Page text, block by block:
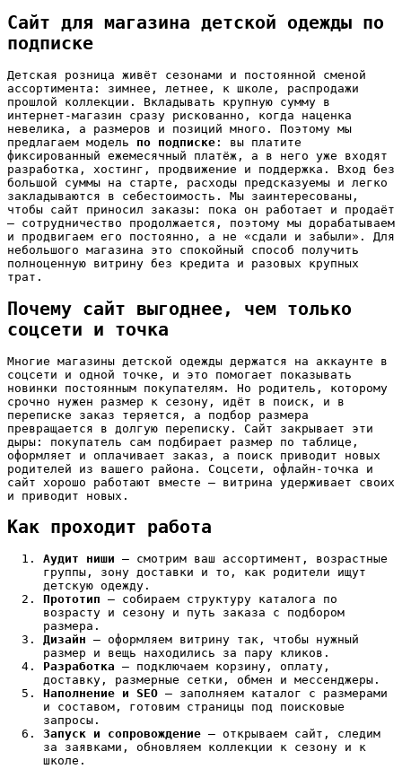
Сайт для магазина детской одежды по
подписке
Детская розница живёт сезонами и постоянной сменой
ассортимента: зимнее, летнее, к школе, распродажи
прошлой коллекции. Вкладывать крупную сумму в
интернет-магазин сразу рискованно, когда наценка
невелика, а размеров и позиций много. Поэтому мы
предлагаем модель по подписке : вы платите
фиксированный ежемесячный платёж, а в него уже входят
разработка, хостинг, продвижение и поддержка. Вход без
большой суммы на старте, расходы предсказуемы и легко
закладываются в себестоимость. Мы заинтересованы,
чтобы сайт приносил заказы: пока он работает и продаёт
— сотрудничество продолжается, поэтому мы дорабатываем
и продвигаем его постоянно, а не «сдали и забыли». Для
небольшого магазина это спокойный способ получить
полноценную витрину без кредита и разовых крупных
трат.
Почему сайт выгоднее, чем только
соцсети и точка
Многие магазины детской одежды держатся на аккаунте в
соцсети и одной точке, и это помогает показывать
новинки постоянным покупателям. Но родитель, которому
срочно нужен размер к сезону, идёт в поиск, и в
переписке заказ теряется, а подбор размера
превращается в долгую переписку. Сайт закрывает эти
дыры: покупатель сам подбирает размер по таблице,
оформляет и оплачивает заказ, а поиск приводит новых
родителей из вашего района. Соцсети, офлайн-точка и
сайт хорошо работают вместе — витрина удерживает своих
и приводит новых.
Как проходит работа
Аудит ниши — смотрим ваш ассортимент, возрастные
группы, зону доставки и то, как родители ищут
детскую одежду.
Прототип — собираем структуру каталога по
возрасту и сезону и путь заказа с подбором
размера.
Дизайн — оформляем витрину так, чтобы нужный
размер и вещь находились за пару кликов.
Разработка — подключаем корзину, оплату,
доставку, размерные сетки, обмен и мессенджеры.
Наполнение и SEO — заполняем каталог с размерами
и составом, готовим страницы под поисковые
запросы.
Запуск и сопровождение — открываем сайт, следим
за заявками, обновляем коллекции к сезону и к
школе.